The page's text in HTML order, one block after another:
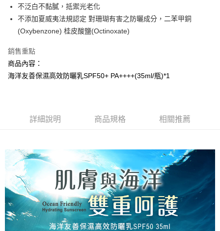
AFTEE先享後付
相關說明
【關於「AFTEE先享後付」】
便利好安心！
１．簡單：不需註冊會員、不需綁卡、不需儲值。
２．便利：只要手機號碼，簡訊認證，即可結帳。
３．安心：先確認商品／服務後，再付款。
２．訂單成立數日內，您將收到繳費通知簡訊。
購買商品的店家。未經商家同意取消之訂單仍視為有效，需透過AFTEE先享
後付繳納相關費用。
※ 交易是否成功請以「AFTEE先享後付 」之結帳頁面顯示為準，若有關於
是否繳費成功／繳費後需取消欲退款等相關疑問，請聯繫「AFTEE先享後付
客戶支援中心」
https://netprotections.freshdesk.com/support/home
【注意事項】
１．透過由恩沛科技股份有限公司提供之「AFTEE先享後付」服務完成之交
易，需依本服務之必要範圍內提供個人資料，並將交易相關給付款項請求債
全家取貨付款
每筆NT$100，滿NT$799(含以上)免運費
海外配送(普通) 查看運費
不泛白不黏膩，抵禦光老化
不添加夏威夷法規認定 對珊瑚有害之防曬成分，二苯甲銅
(Oxybenzone) 桂皮酸鹽(Octinoxate)
銷售重點
商品內容：
海洋友善保濕高效防曬乳SPF50+ PA++++(35ml/瓶)*1
詳細說明 商品規格 相關推薦